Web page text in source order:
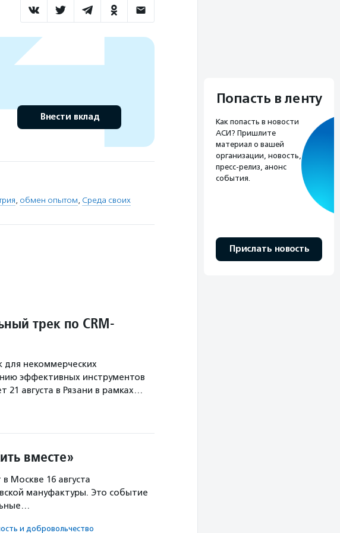
Внести вклад
, обмен опытом, Среда своих
трек по CRM-
для некоммерческих
эффективных инструментов
21 августа в Рязани в рамках…
вместе»
Москве 16 августа
мануфактуры. Это событие
и доброволь­чест­во
Попасть в ленту
Как попасть в новости
АСИ? Пришлите
материал о вашей
организации, новость,
пресс-релиз, анонс
события.
Прислать новость